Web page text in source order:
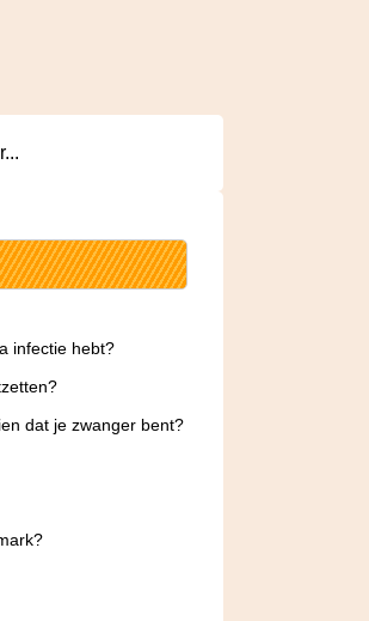
infectie hebt?
dat je zwanger bent?